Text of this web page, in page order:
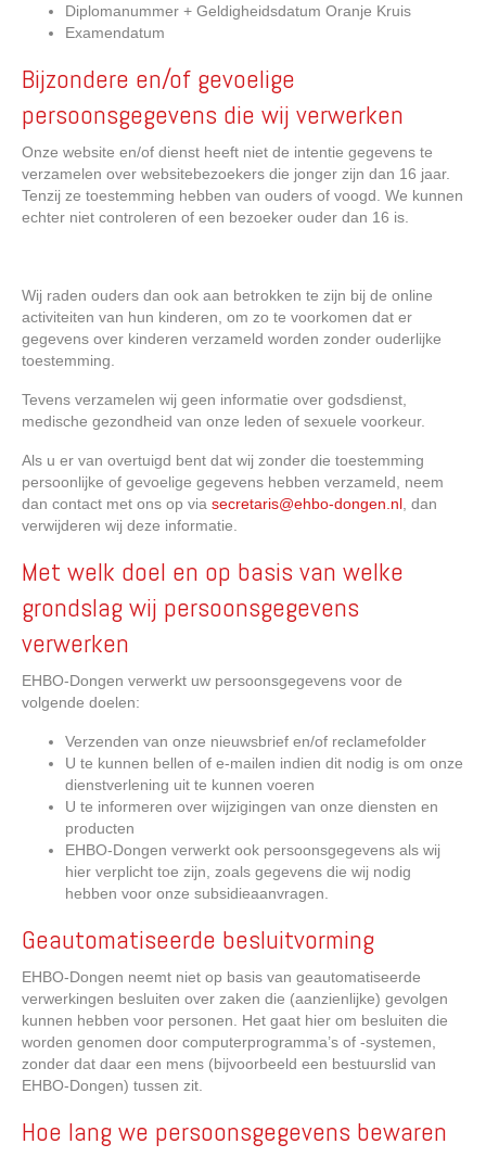
Diplomanummer + Geldigheidsdatum Oranje Kruis
Examendatum
Bijzondere en/of gevoelige
persoonsgegevens die wij verwerken
Onze website en/of dienst heeft niet de intentie gegevens te
verzamelen over websitebezoekers die jonger zijn dan 16 jaar.
Tenzij ze toestemming hebben van ouders of voogd. We kunnen
echter niet controleren of een bezoeker ouder dan 16 is.
Wij raden ouders dan ook aan betrokken te zijn bij de online
activiteiten van hun kinderen, om zo te voorkomen dat er
gegevens over kinderen verzameld worden zonder ouderlijke
toestemming.
Tevens verzamelen wij geen informatie over godsdienst,
medische gezondheid van onze leden of sexuele voorkeur.
Als u er van overtuigd bent dat wij zonder die toestemming
persoonlijke of gevoelige gegevens hebben verzameld, neem
dan contact met ons op via secretaris@ehbo-dongen.nl, dan
verwijderen wij deze informatie.
Met welk doel en op basis van welke
grondslag wij persoonsgegevens
verwerken
EHBO-Dongen verwerkt uw persoonsgegevens voor de
volgende doelen:
Verzenden van onze nieuwsbrief en/of reclamefolder
U te kunnen bellen of e-mailen indien dit nodig is om onze
dienstverlening uit te kunnen voeren
U te informeren over wijzigingen van onze diensten en
producten
EHBO-Dongen verwerkt ook persoonsgegevens als wij
hier verplicht toe zijn, zoals gegevens die wij nodig
hebben voor onze subsidieaanvragen.
Geautomatiseerde besluitvorming
EHBO-Dongen neemt niet op basis van geautomatiseerde
verwerkingen besluiten over zaken die (aanzienlijke) gevolgen
kunnen hebben voor personen. Het gaat hier om besluiten die
worden genomen door computerprogramma’s of -systemen,
zonder dat daar een mens (bijvoorbeeld een bestuurslid van
EHBO-Dongen) tussen zit.
Hoe lang we persoonsgegevens bewaren